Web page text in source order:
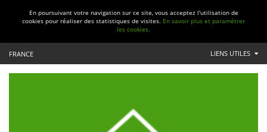
En poursuivant votre navigation sur ce site, vous acceptez l'utilisation de
cookies pour réaliser des statistiques de visites. En savoir plus et paramétrer
les cookies.
FRANCE LIENS UTILES